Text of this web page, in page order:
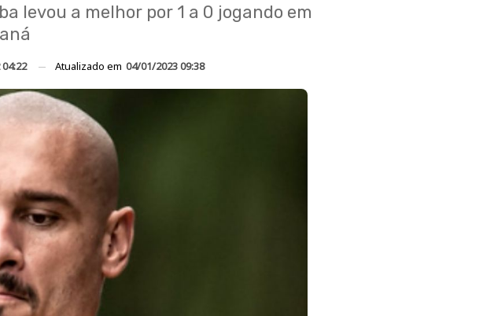
levou a melhor por 1 a 0 jogando em
Atualizado em 04/01/2023 09:38